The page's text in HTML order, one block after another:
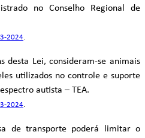
no Conselho Regional de
2024.
desta Lei, consideram-se animais
utilizados no controle e suporte
autista – TEA.
2024.
de transporte poderá limitar o